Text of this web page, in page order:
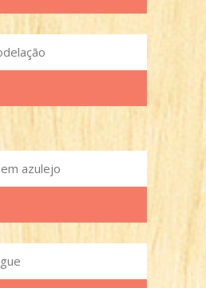
azulejo